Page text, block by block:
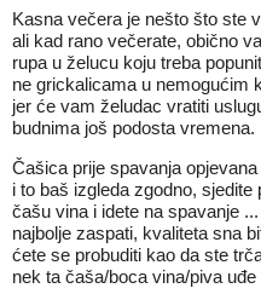
Kasna večera je nešto što ste
ali kad rano večerate, obično
rupa u želucu koju treba
ne grickalicama u nemogućim
jer će vam želudac vratiti
budnima još podosta vremena.
Čašica prije spavanja
i to baš izgleda zgodno,
čašu vina i idete na spavanje
najbolje zaspati, kvaliteta sna
ćete se probuditi kao da ste
nek ta čaša/boca vina/piva